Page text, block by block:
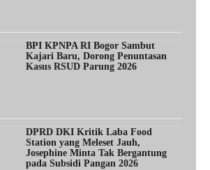
BPI KPNPA RI Bogor Sambut
Kajari Baru, Dorong Penuntasan
Kasus RSUD Parung 2026
DPRD DKI Kritik Laba Food
Station yang Meleset Jauh,
Josephine Minta Tak Bergantung
pada Subsidi Pangan 2026